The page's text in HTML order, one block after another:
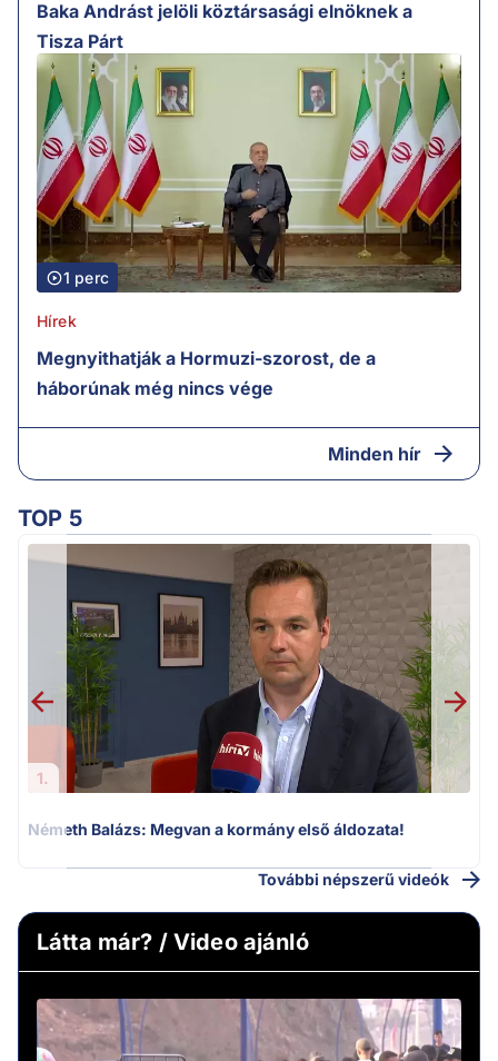
Baka Andrást jelöli köztársasági elnöknek a
Tisza Párt
1 perc
Hírek
Megnyithatják a Hormuzi-szorost, de a
háborúnak még nincs vége
Minden hír
TOP 5
1.
Németh Balázs: Megvan a kormány első áldozata!
További népszerű videók
Látta már? / Video ajánló